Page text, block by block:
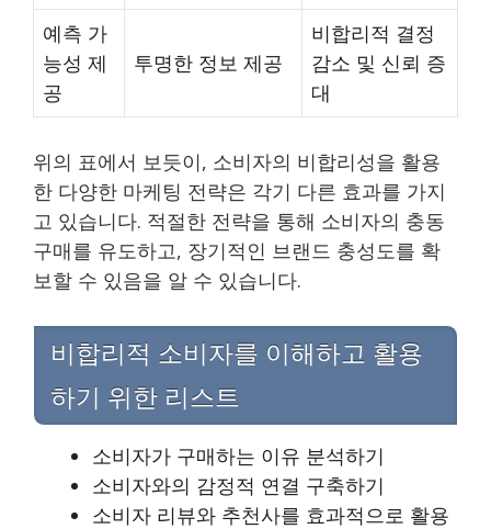
예측 가
능성 제
공
투명한 정보 제공
비합리적 결정
감소 및 신뢰 증
대
위의 표에서 보듯이, 소비자의 비합리성을 활용
한 다양한 마케팅 전략은 각기 다른 효과를 가지
고 있습니다. 적절한 전략을 통해 소비자의 충동
구매를 유도하고, 장기적인 브랜드 충성도를 확
보할 수 있음을 알 수 있습니다.
비합리적 소비자를 이해하고 활용
하기 위한 리스트
소비자가 구매하는 이유 분석하기
소비자와의 감정적 연결 구축하기
소비자 리뷰와 추천사를 효과적으로 활용